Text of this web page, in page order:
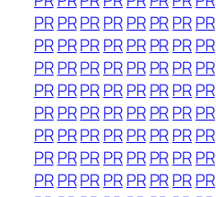
PRPRPRPRPR PRPRPR
PRPRPRPRPR PRPRPR
PRPRPRPRPR PRPRPR
PRPRPRPRPR PRPRPR
PRPRPRPRPR PRPRPR
PRPRPRPRPR PRPRPR
PRPRPRPRPR PRPRPR
PRPRPRPRPR PRPRPR